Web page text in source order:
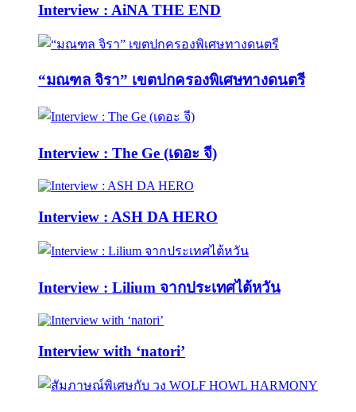
Interview : AiNA THE END
“มณฑล จิรา” เขตปกครองพิเศษทางดนตรี
Interview : The Ge (เดอะ จี)
Interview : ASH DA HERO
Interview : Lilium จากประเทศไต้หวัน
Interview with ‘natori’